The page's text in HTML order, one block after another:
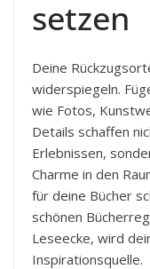
setzen
Deine
widerspiegeln.
wie Fotos,
Details schaffen
Erlebnissen,
Charme in den
für deine Bücher
schönen
Leseecke, wird
Inspirationsquelle.